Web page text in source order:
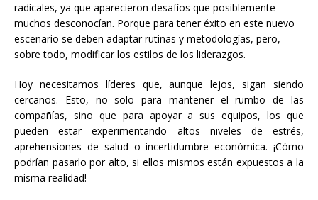
radicales, ya que aparecieron desafíos que posiblemente
muchos desconocían. Porque para tener éxito en este nuevo
escenario se deben adaptar rutinas y metodologías, pero,
sobre todo, modificar los estilos de los liderazgos.
Hoy necesitamos líderes que, aunque lejos, sigan siendo
cercanos. Esto, no solo para mantener el rumbo de las
compañías, sino que para apoyar a sus equipos, los que
pueden estar experimentando altos niveles de estrés,
aprehensiones de salud o incertidumbre económica. ¡Cómo
podrían pasarlo por alto, si ellos mismos están expuestos a la
misma realidad!